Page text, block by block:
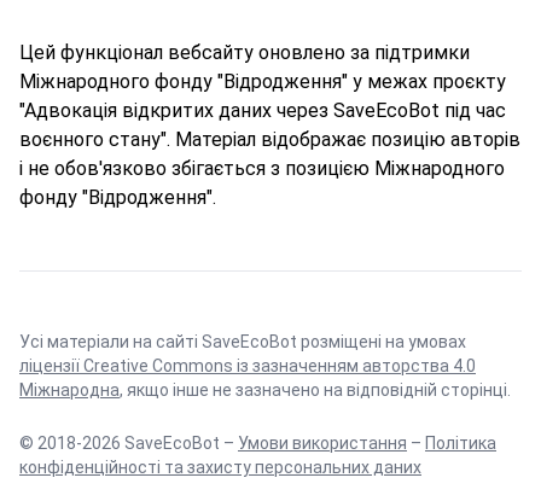
Цей функціонал вебсайту оновлено за підтримки
Міжнародного фонду "Відродження" у межах проєкту
"Адвокація відкритих даних через SaveEcoBot під час
воєнного стану". Матеріал відображає позицію авторів
і не обов'язково збігається з позицією Міжнародного
фонду "Відродження".
Усі матеріали на сайті SaveEcoBot розміщені на умовах
ліцензії Creative Commons із зазначенням авторства 4.0
Міжнародна, якщо інше не зазначено на відповідній сторінці.
© 2018-2026 SaveEcoBot – Умови використання – Політика
конфіденційності та захисту персональних даних